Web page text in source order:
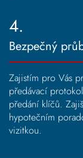
4.
Bezpečný
Zajistím pro Vás
předávací
předání klíčů.
hypotečním
vizitkou.